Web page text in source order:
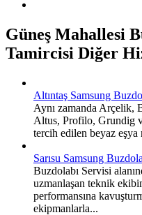
Güneş Mahallesi
Tamircisi Diğer
Altıntaş Samsung
Aynı zamanda Arçelik,
Altus, Profilo, Grundig
tercih edilen beyaz eşya
Sarısu Samsung
Buzdolabı Servisi
uzmanlaşan teknik
performansına
ekipmanlarla...